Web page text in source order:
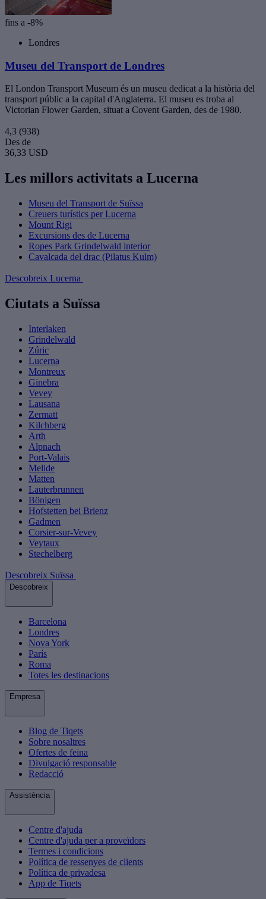
fins a -8%
Londres
Museu del Transport de Londres
El London Transport Museum és un museu dedicat a la història del
transport públic a la capital d'Anglaterra. El museu es troba al
Victorian Flower Garden, situat a Covent Garden, des de 1980.
4,3 (938)
Des de
36,33 USD
Les millors activitats a Lucerna
Museu del Transport de Suïssa
Creuers turístics per Lucerna
Mount Rigi
Excursions des de Lucerna
Ropes Park Grindelwald interior
Cavalcada del drac (Pilatus Kulm)
Descobreix Lucerna
Ciutats a Suïssa
Interlaken
Grindelwald
Zúric
Lucerna
Montreux
Ginebra
Vevey
Lausana
Zermatt
Kilchberg
Arth
Alpnach
Port-Valais
Melide
Matten
Lauterbrunnen
Bönigen
Hofstetten bei Brienz
Gadmen
Corsier-sur-Vevey
Veytaux
Stechelberg
Descobreix Suïssa
Descobreix
Barcelona
Londres
Nova York
París
Roma
Totes les destinacions
Empresa
Blog de Tiqets
Sobre nosaltres
Ofertes de feina
Divulgació responsable
Redacció
Assistència
Centre d'ajuda
Centre d'ajuda per a proveïdors
Termes i condicions
Política de ressenyes de clients
Política de privadesa
App de Tiqets